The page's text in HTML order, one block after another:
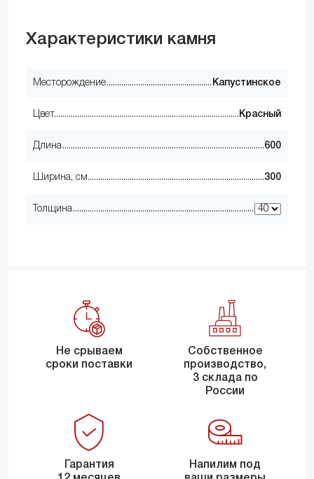
Характеристики камня
Месторождение Капустинское
Цвет Красный
Длина 600
Ширина, см 300
Толщина
Не срываем
сроки поставки
Собственное
производство,
3 склада по
России
Гарантия
Напилим под